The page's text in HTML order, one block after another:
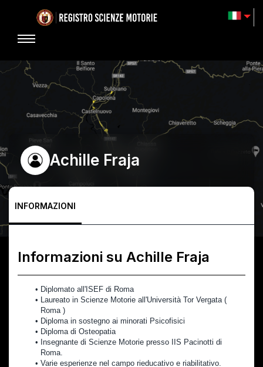
Achille Fraja
INFORMAZIONI
Informazioni su Achille Fraja
Diplomato all'ISEF di Roma
Laureato in Scienze Motorie all'Università Tor Vergata (
Roma )
Diploma in sostegno ai minorati Psicofisici
Diploma di Osteopatia
Insegnante di Scienze Motorie presso IIS Pacinotti di
Roma.
Varie esperienze nel campo rieducativo e riabilitativo.